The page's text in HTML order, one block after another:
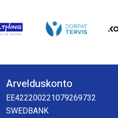
Arvelduskonto
EE422200221079269732
SWEDBANK